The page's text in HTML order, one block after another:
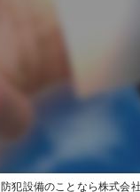
防犯設備のことなら株式会